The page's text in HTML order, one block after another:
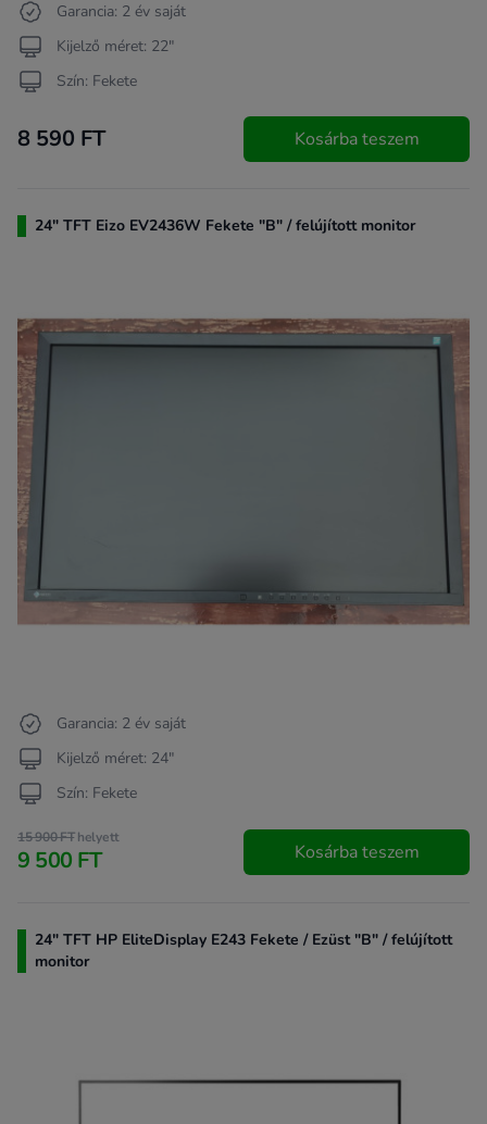
Garancia: 2 év saját
Kijelző méret: 22"
Szín: Fekete
8 590 FT Kosárba teszem
24" TFT Eizo EV2436W Fekete "B" / felújított monitor
Garancia: 2 év saját
Kijelző méret: 24"
Szín: Fekete
15 900 FThelyett
9 500 FT Kosárba teszem
24" TFT HP EliteDisplay E243 Fekete / Ezüst "B" / felújított
monitor